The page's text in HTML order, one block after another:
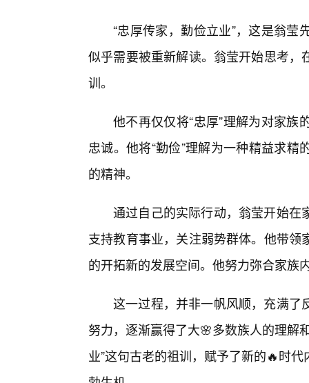
“忠厚传家，勤俭立业”，这是翁
似乎需要被重新解读。翁莹开始思考
训。
他不再仅仅将“忠厚”理解为对家
忠诚。他将“勤俭”理解为一种精益求
的精神。
通过自己的实际行动，翁莹开始在
支持教育事业，关注弱势群体。他带
的开拓新的发展空间。他努力弥合家族
这一过程，并非一帆风顺，充满了
努力，逐渐赢得了大🌸多数族人的理解
业”这句古老的祖训，赋予了新的🔥时